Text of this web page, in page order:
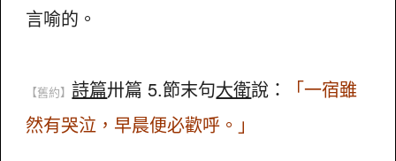
言喻的。
【舊約】 詩篇卅篇 5.節末句大衛說：
「一宿雖
然有哭泣，早晨便必歡呼。」